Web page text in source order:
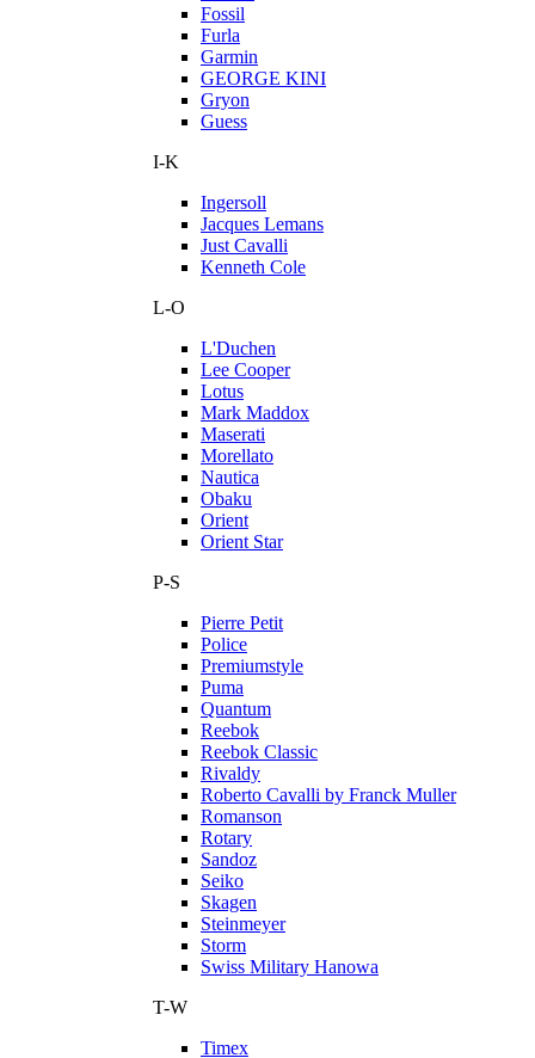
Fossil
Furla
Garmin
GEORGE KINI
Gryon
Guess
I-K
Ingersoll
Jacques Lemans
Just Cavalli
Kenneth Cole
L-O
L'Duchen
Lee Cooper
Lotus
Mark Maddox
Maserati
Morellato
Nautica
Obaku
Orient
Orient Star
P-S
Pierre Petit
Police
Premiumstyle
Puma
Quantum
Reebok
Reebok Classic
Rivaldy
Roberto Cavalli by Franck Muller
Romanson
Rotary
Sandoz
Seiko
Skagen
Steinmeyer
Storm
Swiss Military Hanowa
T-W
Timex